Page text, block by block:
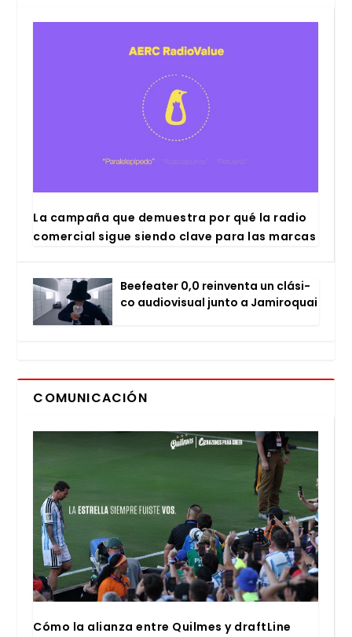
La cam­pa­ña que demues­tra por qué la radio
comer­cial sigue sien­do cla­ve para las mar­cas
Bee­fea­ter 0,0 rein­ven­ta un clá­si­
co audio­vi­sual jun­to a Jami­ro­quai
COMUNICACIÓN
Cómo la alian­za entre Quil­mes y draftLi­ne